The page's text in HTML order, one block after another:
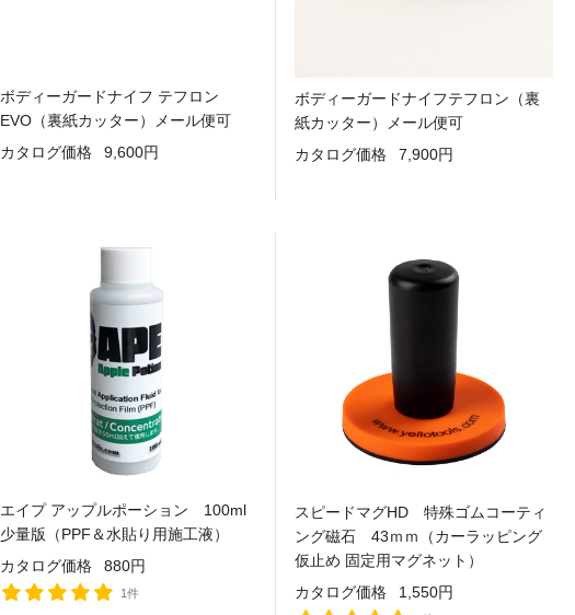
ボディーガードナイフ テフロン
EVO（裏紙カッター）メール便可
カタログ価格
9,600円
ボディーガードナイフテフロン（裏
紙カッター）メール便可
カタログ価格
7,900円
エイプ アップルポーション 100ml
少量版（PPF＆水貼り用施工液）
カタログ価格
880円
1件
スピードマグHD 特殊ゴムコーティ
ング磁石 43ｍｍ（カーラッピング
仮止め 固定用マグネット）
カタログ価格
1,550円